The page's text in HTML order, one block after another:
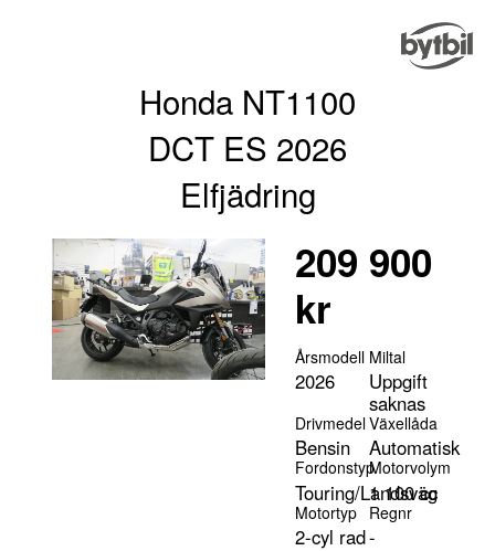
Honda NT1100
DCT ES 2026
Elfjädring
209 900
kr
Årsmodell
2026
Miltal
Uppgift
saknas
Drivmedel
Bensin
Växellåda
Automatisk
Fordonstyp
Touring/Landsväg
Motorvolym
1 100 cc
Motortyp
2-cyl rad
Regnr
-